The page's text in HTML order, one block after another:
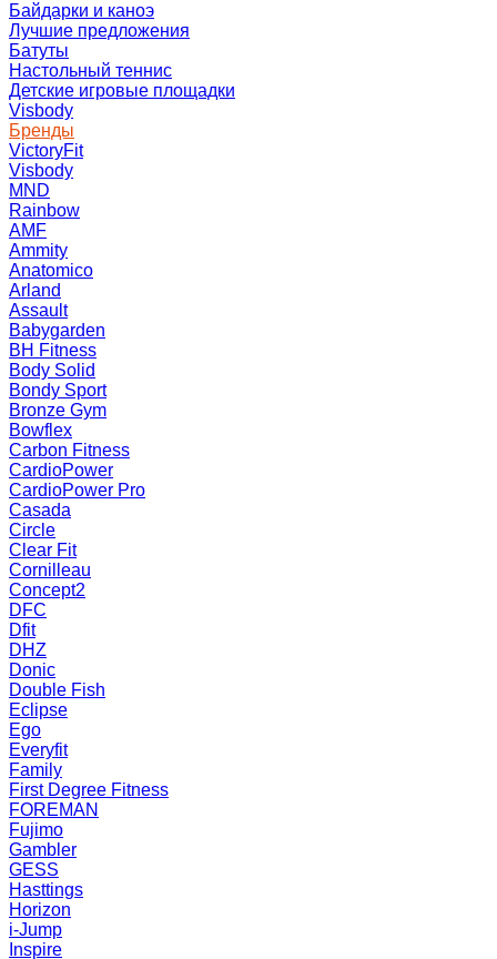
Байдарки и каноэ
Лучшие предложения
Батуты
Настольный теннис
Детские игровые площадки
Visbody
Бренды
VictoryFit
Visbody
MND
Rainbow
AMF
Ammity
Anatomico
Arland
Assault
Babygarden
BH Fitness
Body Solid
Bondy Sport
Bronze Gym
Bowflex
Carbon Fitness
CardioPower
CardioPower Pro
Casada
Circle
Clear Fit
Cornilleau
Concept2
DFC
Dfit
DHZ
Donic
Double Fish
Eclipse
Ego
Everyfit
Family
First Degree Fitness
FOREMAN
Fujimo
Gambler
GESS
Hasttings
Horizon
i-Jump
Inspire